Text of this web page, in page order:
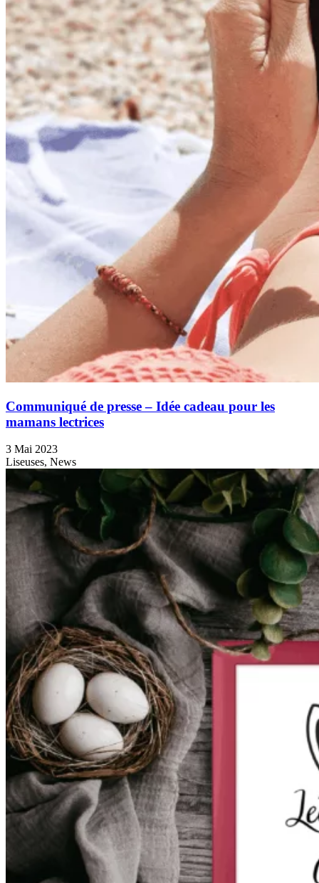
Communiqué de presse – Idée cadeau pour les
mamans lectrices
3 Mai 2023
Liseuses, News